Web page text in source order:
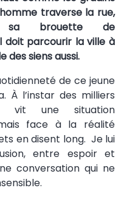
traverse la rue,
sa brouette de
doit parcourir la ville à
des siens aussi.
de ce jeune
À l’instar des milliers
vit une situation
face à la réalité
en disent long. Je lui
entre espoir et
conversation qui ne